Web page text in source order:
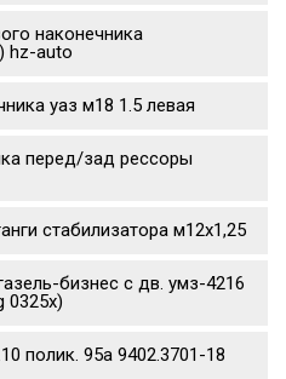
наконечника
hz-auto
уаз м18 1.5 левая
перед/зад рессоры
стабилизатора м12х1,25
бизнес с дв. умз-4216
0325x)
полик. 95а 9402.3701-18